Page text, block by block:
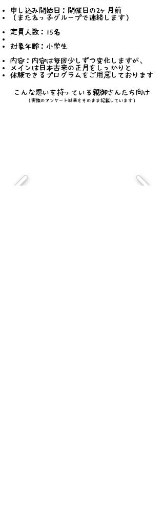
申し込み開始日：開催日の2ヶ月前
（またねっ子グループで連絡します）
定員人数：15名
​対象年齢：小学生
内容：内容は毎回少しずつ変化しますが、
メインは日本古来の正月をしっかりと
体験できるプログラムをご用意しております
こんな思いを持っている親御さんたち向け
​（実際のアンケート結果をそのまま記載しています）